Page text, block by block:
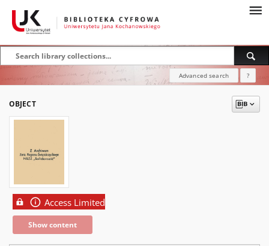
Advanced search ?
OBJECT
Access Limited
Show content